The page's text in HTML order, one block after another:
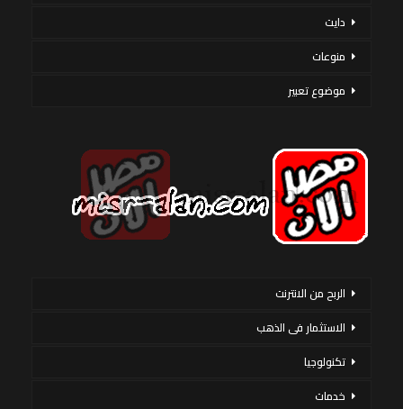
دايت
منوعات
موضوع تعبير
الربح من الانترنت
الاستثمار فى الذهب
تكنولوجيا
خدمات